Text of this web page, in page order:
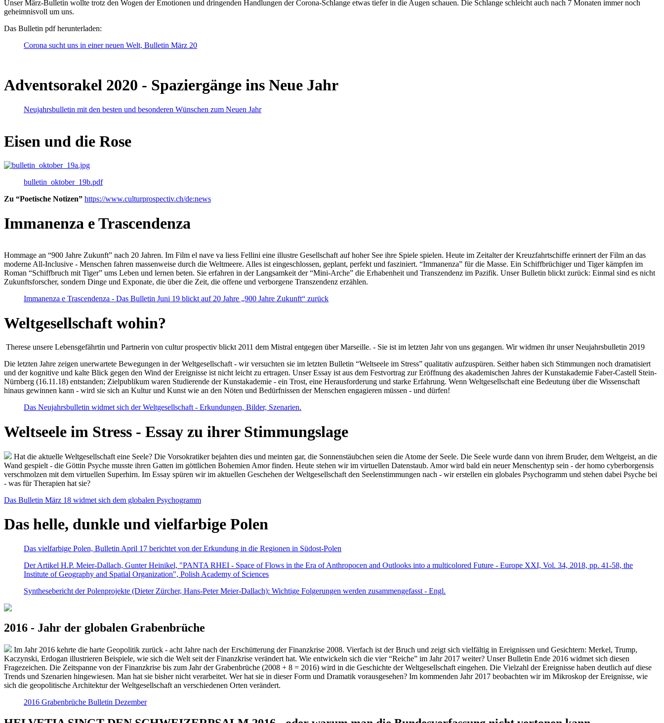
Unser März-Bulletin wollte trotz den Wogen der Emotionen und dringenden Handlungen der Corona-Schlange etwas tiefer in die Augen schauen. Die Schlange schleicht auch nach 7 Monaten immer noch
geheimnisvoll um uns.
Das Bulletin pdf herunterladen:
Corona sucht uns in einer neuen Welt, Bulletin März 20
Adventsorakel 2020 - Spaziergänge ins Neue Jahr
Neujahrsbulletin mit den besten und besonderen Wünschen zum Neuen Jahr
Eisen und die Rose
bulletin_oktober_19b.pdf
Zu “Poetische Notizen” https://www.culturprospectiv.ch/de:news
Immanenza e Trascendenza
Hommage an “900 Jahre Zukunft” nach 20 Jahren. Im Film el nave va liess Fellini eine illustre Gesellschaft auf hoher See ihre Spiele spielen. Heute im Zeitalter der Kreuzfahrtschiffe erinnert der Film an das
moderne All-Inclusive - Menschen fahren massenweise durch die Weltmeere. Alles ist eingeschlossen, geplant, perfekt und fasziniert. “Immanenza” für die Masse. Ein Schiffbrüchiger und Tiger kämpfen im
Roman “Schiffbruch mit Tiger” ums Leben und lernen beten. Sie erfahren in der Langsamkeit der “Mini-Arche” die Erhabenheit und Transzendenz im Pazifik. Unser Bulletin blickt zurück: Einmal sind es nicht
Zukunftsforscher, sondern Dinge und Exponate, die über die Zeit, die offene und verborgene Transzendenz erzählen.
Immanenza e Trascendenza - Das Bulletin Juni 19 blickt auf 20 Jahre „900 Jahre Zukunft“ zurück
Weltgesellschaft wohin?
Therese unsere Lebensgefährtin und Partnerin von cultur prospectiv blickt 2011 dem Mistral entgegen über Marseille. - Sie ist im letzten Jahr von uns gegangen. Wir widmen ihr unser Neujahrsbulletin 2019
Die letzten Jahre zeigen unerwartete Bewegungen in der Weltgesellschaft - wir versuchten sie im letzten Bulletin “Weltseele im Stress” qualitativ aufzuspüren. Seither haben sich Stimmungen noch dramatisiert
und der kognitive und kalte Blick gegen den Wind der Ereignisse ist nicht leicht zu ertragen. Unser Essay ist aus dem Festvortrag zur Eröffnung des akademischen Jahres der Kunstakademie Faber-Castell Stein-
Nürnberg (16.11.18) entstanden; Zielpublikum waren Studierende der Kunstakademie - ein Trost, eine Herausforderung und starke Erfahrung. Wenn Weltgesellschaft eine Bedeutung über die Wissenschaft
hinaus gewinnen kann - wird sie sich an Kultur und Kunst wie an den Nöten und Bedürfnissen der Menschen engagieren müssen - und dürfen!
Das Neujahrsbulletin widmet sich der Weltgesellschaft - Erkundungen, Bilder, Szenarien.
Weltseele im Stress - Essay zu ihrer Stimmungslage
Hat die aktuelle Weltgesellschaft eine Seele? Die Vorsokratiker bejahten dies und meinten gar, die Sonnenstäubchen seien die Atome der Seele. Die Seele wurde dann von ihrem Bruder, dem Weltgeist, an die
Wand gespielt - die Göttin Psyche musste ihren Gatten im göttlichen Bohemien Amor finden. Heute stehen wir im virtuellen Datenstaub. Amor wird bald ein neuer Menschentyp sein - der homo cyberborgensis
verschmolzen mit dem virtuellen Superhirn. Im Essay spüren wir im aktuellen Geschehen der Weltgesellschaft den Seelenstimmungen nach - wir erstellen ein globales Psychogramm und stehen dabei Psyche bei
- was für Therapien hat sie?
Das Bulletin März 18 widmet sich dem globalen Psychogramm
Das helle, dunkle und vielfarbige Polen
Das vielfarbige Polen, Bulletin April 17 berichtet von der Erkundung in die Regionen in Südost-Polen
Der Artikel H.P. Meier-Dallach, Gunter Heinikel, "PANTA RHEI - Space of Flows in the Era of Anthropocen and Outlooks into a multicolored Future - Europe XXI, Vol. 34, 2018, pp. 41-58, the
Institute of Geography and Spatial Organization", Polish Academy of Sciences
Synthesebericht der Polenprojekte (Dieter Zürcher, Hans-Peter Meier-Dallach): Wichtige Folgerungen werden zusammengefasst - Engl.
2016 - Jahr der globalen Grabenbrüche
Im Jahr 2016 kehrte die harte Geopolitik zurück - acht Jahre nach der Erschütterung der Finanzkrise 2008. Vierfach ist der Bruch und zeigt sich vielfältig in Ereignissen und Gesichtern: Merkel, Trump,
Kaczynski, Erdogan illustrieren Beispiele, wie sich die Welt seit der Finanzkrise verändert hat. Wie entwickeln sich die vier “Reiche” im Jahr 2017 weiter? Unser Bulletin Ende 2016 widmet sich diesen
Fragezeichen. Die Zeitspanne von der Finanzkrise bis zum Jahr der Grabenbrüche (2008 + 8 = 2016) wird in die Geschichte der Weltgesellschaft eingehen. Die Vielzahl der Ereignisse haben deutlich auf diese
Trends und Szenarien hingewiesen. Man hat sie bisher nicht verarbeitet. Wer hat sie in dieser Form und Dramatik vorausgesehen? Im kommenden Jahr 2017 beobachten wir im Mikroskop der Ereignisse, wie
sich die geopolitische Architektur der Weltgesellschaft an verschiedenen Orten verändert.
2016 Grabenbrüche Bulletin Dezember